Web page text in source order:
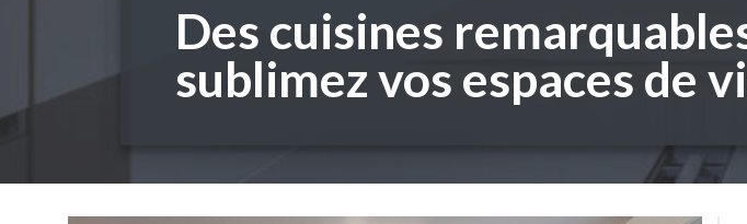
Des cuisines
sublimez vos espaces de